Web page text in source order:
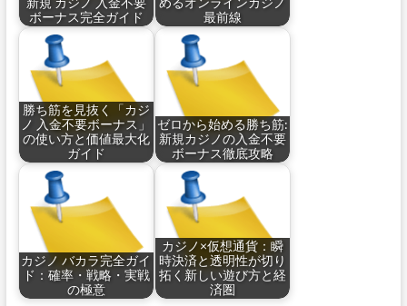
新規 カジノ 入金不要
ボーナス完全ガイド
めるオンラインカジノ
最前線
勝ち筋を見抜く「カジ
ノ 入金不要ボーナス」
の使い方と価値最大化
ガイド
ゼロから始める勝ち筋:
新規カジノの入金不要
ボーナス徹底攻略
カジノ バカラ完全ガイ
ド：確率・戦略・実戦
の極意
カジノ×仮想通貨：瞬
時決済と透明性が切り
拓く新しい遊び方と経
済圏